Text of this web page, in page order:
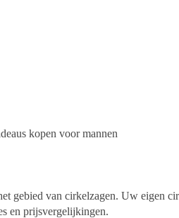
kopen voor mannen
gebied van cirkelzagen. Uw eigen
en prijsvergelijkingen.